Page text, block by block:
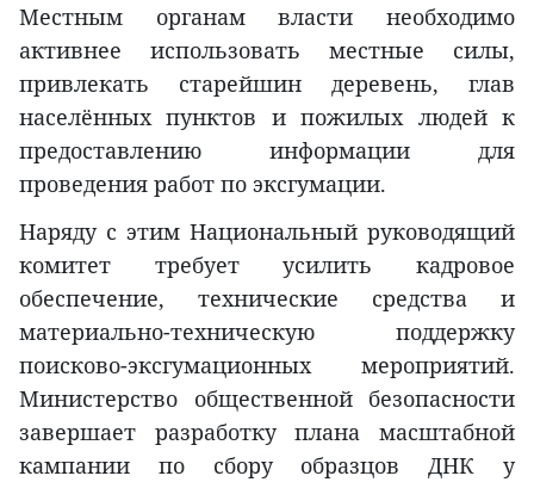
Местным органам власти необходимо
активнее использовать местные силы,
привлекать старейшин деревень, глав
населённых пунктов и пожилых людей к
предоставлению информации для
проведения работ по эксгумации.
Наряду с этим Национальный руководящий
комитет требует усилить кадровое
обеспечение, технические средства и
материально-техническую поддержку
поисково-эксгумационных мероприятий.
Министерство общественной безопасности
завершает разработку плана масштабной
кампании по сбору образцов ДНК у